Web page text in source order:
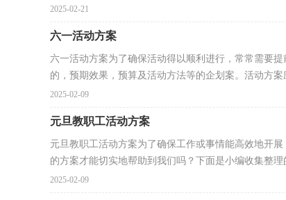
2025-02-21
六一活动方案
六一活动方案为了确保活动得以顺利进行，常常需要
的，预期效果，预算及活动方法等的企划案。活动方
2025-02-09
元旦教职工活动方案
元旦教职工活动方案为了确保工作或事情能高效地开
的方案才能切实地帮助到我们吗？下面是小编收集整理
2025-02-09